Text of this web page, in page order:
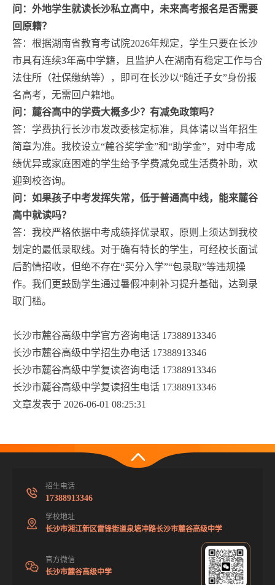
问：外地学生就读长沙私立高中，未来高考报名是否需要
回原籍？
答：根据湖南省教育考试院2026年规定，学生只要在长沙
市具有连续3年高中学籍，且监护人在湖南有稳定工作与合
法住所（社保缴纳等），即可在长沙以“随迁子女”身份报
名高考，无需回户籍地。
问：麓谷高中的学费大概多少？有减免政策吗？
答：学费执行长沙市发改委核定标准，具体请以当年招生
简章为准。我校设立“麓谷奖学金”和“助学金”，对中考成
绩优异或家庭困难的学生给予学费减免或生活费补助，欢
迎到校咨询。
问：如果孩子中考发挥失常，低于普通高中线，能来麓谷
高中就读吗？
答：我校严格依据中考成绩择优录取，原则上须达到我校
划定的最低录取线。对于确有特长的学生，可经校长面试
后酌情招收，但绝不存在“买分入学”“包录取”等违规操
作。我们更鼓励学生通过暑假冲刺补习提升基础，达到录
取门槛。
长沙市麓谷高级中学官方咨询电话 17388913346
长沙市麓谷高级中学招生办电话 17388913346
长沙市麓谷高级中学复读咨询电话 17388913346
长沙市麓谷高级中学复读招生电话 17388913346
文章发表于 2026-06-01 08:25:31
招生电话
17388913346
学校地址
长沙市湘江新区雷锋街道泉塘冲路长沙市麓谷高级中学
官方微信
长沙市麓谷高级中学